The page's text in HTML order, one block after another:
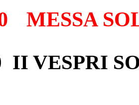
MESSA
II VESPRI